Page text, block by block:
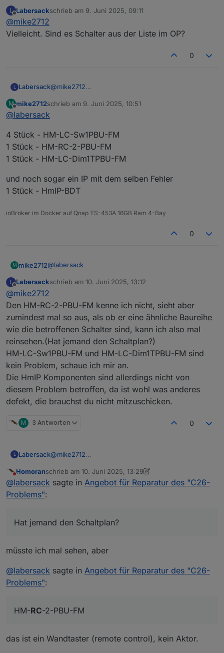
bei anderen auch so angefangen ist, später ging es
dann über den Schalter auch nicht mehr. Also ein
weiterer defekter.
ich dir meine gesammelten Werke mal zukommen
L
Offline
Labersackschrieb am 9. Juni 2025, 09:11
zuletzt editiert von
@mike2712
Vielleicht. Sind es Schalter aus der Liste im OP?
0
L Labersack@mike2712
M
Offline
mike2712schrieb am 9. Juni 2025, 10:51
zuletzt editiert von
@labersack
4 Stück - HM-LC-Sw1PBU-FM
1 Stück - HM-RC-2-PBU-FM
1 Stück - HM-LC-Dim1TPBU-FM
und noch sogar ein IP mit dem selben Fehler
1 Stück - HmIP-BDT
ioBroker im Docker auf Qnap TS-453A 16GB Ram 4-Bay
0
M mike2712@labersack
4 Stück - HM-LC-Sw1PBU-FM
1 Stück - HM-RC-2-PBU-FM
1 Stück - HM-LC-Dim1TPBU-FM
und noch sogar ein IP mit dem selben Fehler
1 Stück - HmIP-BDT
L
Offline
Labersackschrieb am 10. Juni 2025, 13:12
zuletzt editiert von
@mike2712
Den HM-RC-2-PBU-FM kenne ich nicht, sieht aber
zumindest mal so aus, als ob er eine ähnliche Baureihe
wie die betroffenen Schalter sind, kann ich also mal
reinsehen.(Hat jemand den Schaltplan?)
HM-LC-Sw1PBU-FM und HM-LC-Dim1TPBU-FM sind
kein Problem, schaue ich mir an.
Die HmIP Komponenten sind allerdings nicht von
diesem Problem betroffen, da ist wohl was anderes
defekt, die brauchst du nicht mitzuschicken.
M 3 Antworten 0
L Labersack@mike2712
zumindest mal so aus, als ob er eine ähnliche
Baureihe wie die betroffenen Schalter sind, kann
Die HmIP Komponenten sind allerdings nicht von
Nicht stören
Homoranschrieb am 10. Juni 2025, 13:29
zuletzt editiert von Homoran6. Okt. 2025, 15:38
@labersack sagte in Angebot für Reparatur des "C26-
Problems":
Hat jemand den Schaltplan?
müsste ich mal sehen, aber
@labersack sagte in Angebot für Reparatur des "C26-
Problems":
HM-RC-2-PBU-FM
das ist ein Wandtaster (remote control), kein Aktor.